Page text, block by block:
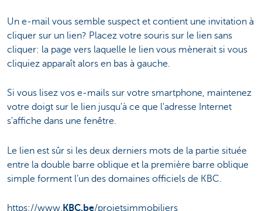
Un e-mail vous semble suspect et contient une invitation à
cliquer sur un lien? Placez votre souris sur le lien sans
cliquer: la page vers laquelle le lien vous mènerait si vous
cliquiez apparaît alors en bas à gauche.
Si vous lisez vos e-mails sur votre smartphone, maintenez
votre doigt sur le lien jusqu'à ce que l'adresse Internet
s'affiche dans une fenêtre.
Le lien est sûr si les deux derniers mots de la partie située
entre la double barre oblique et la première barre oblique
simple forment l’un des domaines officiels de KBC.
https://www. KBC.be/projetsimmobiliers